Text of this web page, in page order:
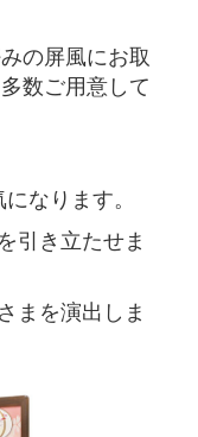
の屏風にお取
数ご用意して
なります。
引き立たせま
まを演出しま